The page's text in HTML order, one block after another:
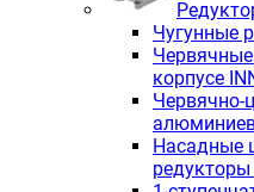
Чугунные
корпусе
Червячно-
Насадные
редукторы